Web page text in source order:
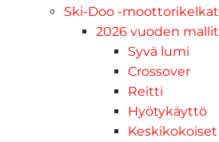
Ski-Doo -moottorikelkat
2026 vuoden mallit
Syvä lumi
Crossover
Reitti
Hyötykäyttö
Keskikokoiset